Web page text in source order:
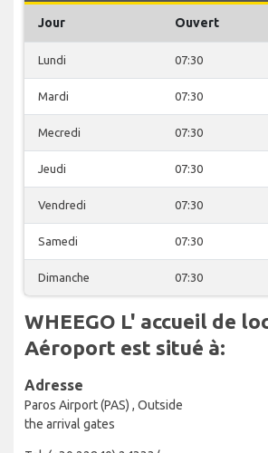
Jour Ouvert
Lundi 07:30
Mardi 07:30
Mecredi 07:30
Jeudi 07:30
Vendredi 07:30
Samedi 07:30
Dimanche 07:30
WHEEGO L' accueil de
Aéroport est situé à:
Adresse
Paros Airport (PAS) , Outside
the arrival gates